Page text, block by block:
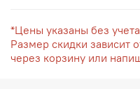
*Цены указаны без
Размер скидки зависит
через корзину или